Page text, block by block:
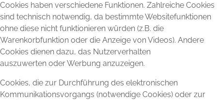
Cookies haben verschiedene Funktionen. Zahlreiche Cookies
sind technisch notwendig, da bestimmte Websitefunktionen
ohne diese nicht funktionieren würden (z.B. die
Warenkorbfunktion oder die Anzeige von Videos). Andere
Cookies dienen dazu, das Nutzerverhalten
auszuwerten oder Werbung anzuzeigen.
Cookies, die zur Durchführung des elektronischen
Kommunikationsvorgangs (notwendige Cookies) oder zur